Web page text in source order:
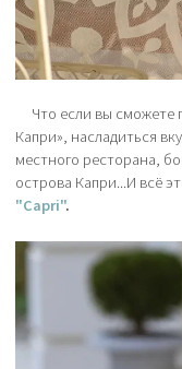
Что если вы сможете
Капри», насладиться
местного ресторана,
острова Капри...И всё
"Capri".